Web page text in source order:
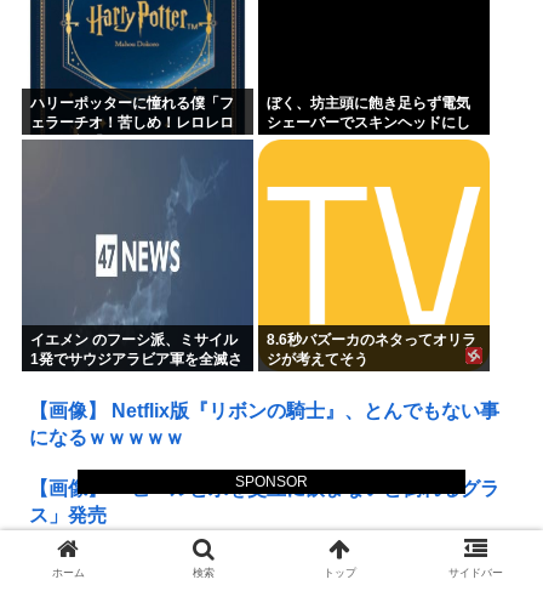
SPONSOR
ハリーポッターに憧れる僕「フ
ェラーチオ！苦しめ！レロレロ
レロ」敵「うっ 」
ぼく、坊主頭に飽き足らず電気
シェーバーでスキンヘッドにし
てしまう
イエメン のフーシ派、ミサイル
1発でサウジアラビア軍を全滅さ
8.6秒バズーカのネタってオリラ
ジが考えてそう
【画像】 Netflix版『リボンの騎士』、とんでもない事
になるｗｗｗｗｗ
【画像】 「ビールと水を交互に飲まないと倒れるグラ
ス」発売
【放送事故】 昔のドラマのレ◯プシーン、今見るとア
ホーム 検索 トップ サイドバー